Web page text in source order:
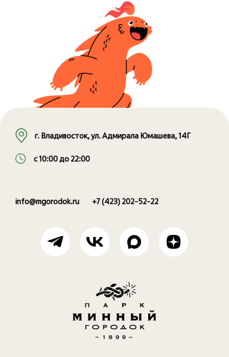
г. Владивосток, ул. Адмирала Юмашева, 14Г
с 10:00 до 22:00
info@mgorodok.ru +7 (423) 202-52-22